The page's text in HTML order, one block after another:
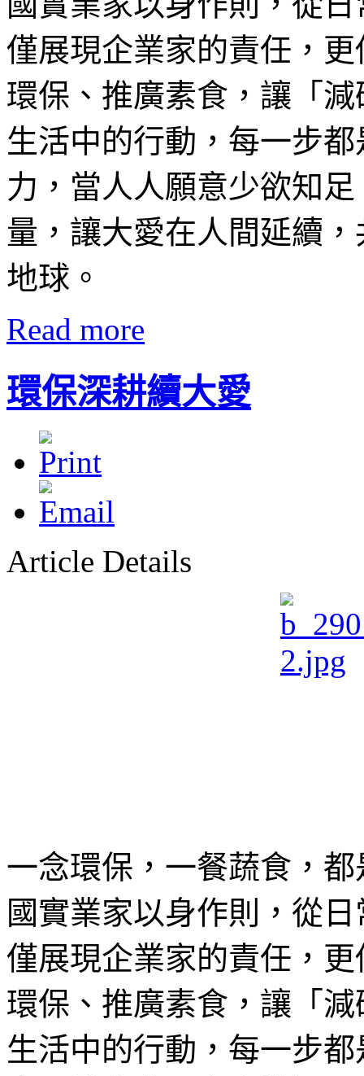
僅展現企業家的責任，
環保、推廣素食，讓「
生活中的行動，每一步
力，當人人願意少欲知
量，讓大愛在人間延續
地球。
Read more
環保深耕續大愛
Article Details
一念環保，一餐蔬食，
國實業家以身作則，從
僅展現企業家的責任，
環保、推廣素食，讓「
生活中的行動，每一步